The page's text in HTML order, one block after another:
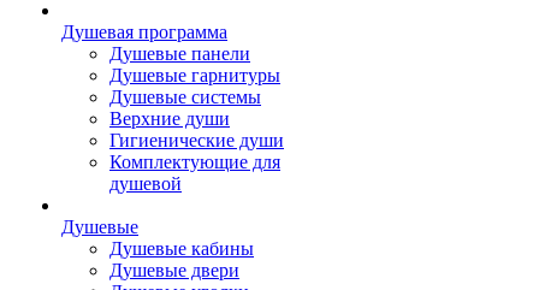
Душевая программа
Душевые панели
Душевые гарнитуры
Душевые системы
Верхние души
Гигиенические души
Комплектующие для
душевой
Душевые
Душевые кабины
Душевые двери